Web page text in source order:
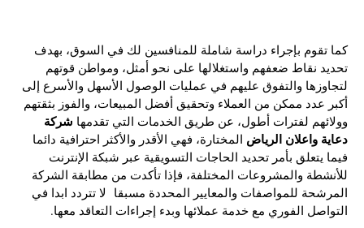
كما تقوم بإجراء دراسة شاملة للمنافسين لك في السوق، بهدف
تحديد نقاط ضعفهم واستغلالها على نحو أمثل، ومواطن قوتهم
لتجاوزها والتفوق عليهم في عمليات الوصول الأسهل والأسرع إلى
أكبر عدد ممكن من العملاء وتحقيق أفضل المبيعات، والفوز بثقتهم
وولائهم لفترات أطول، عن طريق الخدمات التي تقدمهاشركة
دعاية واعلان الرياضالمختارة، فهي الأقدر والأكثر احترافية دائما
فيما يتعلق بأمر تحديد الحاجات التسويقية عبر شبكة الإنترنت
للأنشطة والمشروعات المختلفة، فإذا تأكدت من مطابقة الشركة
المرشحة للمواصفات والمعايير المحددة مسبقا لا تتردد ابدا في
التواصل الفوري مع خدمة عملائها وبدء إجراءات التعاقد معها.